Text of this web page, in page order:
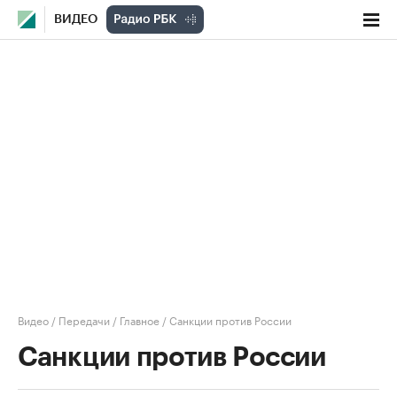
ВИДЕО
Видео / Передачи / Главное /Санкции против России
Санкции против России